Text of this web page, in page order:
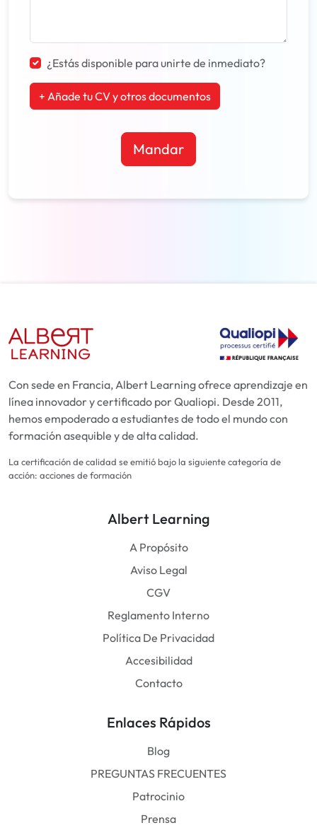
¿Estás disponible para unirte de inmediato?
+ Añade tu CV y otros documentos
Mandar
Con sede en Francia, Albert Learning ofrece aprendizaje en
línea innovador y certificado por Qualiopi. Desde 2011,
hemos empoderado a estudiantes de todo el mundo con
formación asequible y de alta calidad.
La certificación de calidad se emitió bajo la siguiente categoría de
acción: acciones de formación
Albert Learning
A Propósito
Aviso Legal
CGV
Reglamento Interno
Política De Privacidad
Accesibilidad
Contacto
Enlaces Rápidos
Blog
PREGUNTAS FRECUENTES
Patrocinio
Prensa